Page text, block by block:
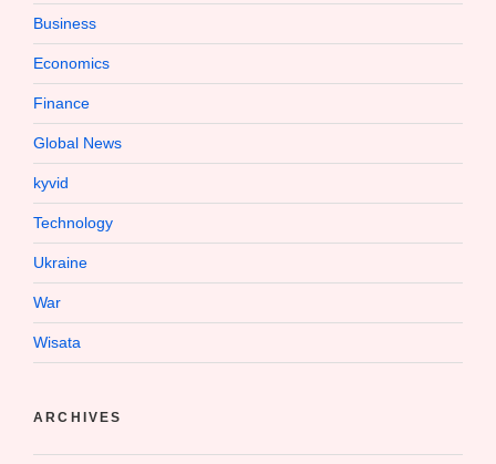
Business
Economics
Finance
Global News
kyvid
Technology
Ukraine
War
Wisata
ARCHIVES